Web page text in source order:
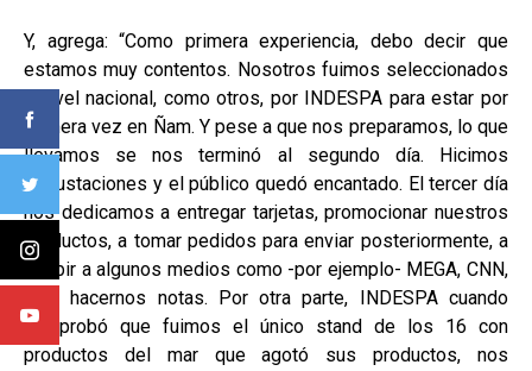
Y, agrega: “Como primera experiencia, debo decir que
estamos muy contentos. Nosotros fuimos seleccionados
a nivel nacional, como otros, por INDESPA para estar por
primera vez en Ñam. Y pese a que nos preparamos, lo que
llevamos se nos terminó al segundo día. Hicimos
degustaciones y el público quedó encantado. El tercer día
nos dedicamos a entregar tarjetas, promocionar nuestros
productos, a tomar pedidos para enviar posteriormente, a
recibir a algunos medios como -por ejemplo- MEGA, CNN,
para hacernos notas. Por otra parte, INDESPA cuando
comprobó que fuimos el único stand de los 16 con
productos del mar que agotó sus productos, nos